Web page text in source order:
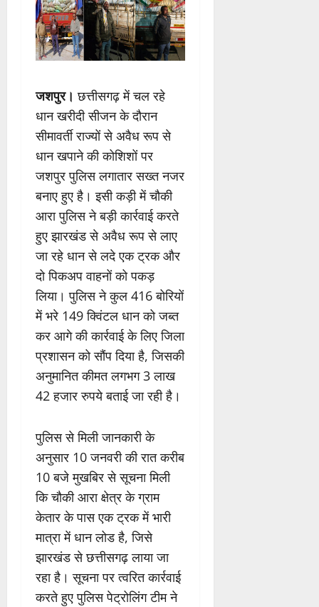
जशपुर। छत्तीसगढ़ में चल रहे
धान खरीदी सीजन के दौरान
सीमावर्ती राज्यों से अवैध रूप से
धान खपाने की कोशिशों पर
जशपुर पुलिस लगातार सख्त नजर
बनाए हुए है। इसी कड़ी में चौकी
आरा पुलिस ने बड़ी कार्रवाई करते
हुए झारखंड से अवैध रूप से लाए
जा रहे धान से लदे एक ट्रक और
दो पिकअप वाहनों को पकड़
लिया। पुलिस ने कुल 416 बोरियों
में भरे 149 क्विंटल धान को जब्त
कर आगे की कार्रवाई के लिए जिला
प्रशासन को सौंप दिया है, जिसकी
अनुमानित कीमत लगभग 3 लाख
42 हजार रुपये बताई जा रही है।
पुलिस से मिली जानकारी के
अनुसार 10 जनवरी की रात करीब
10 बजे मुखबिर से सूचना मिली
कि चौकी आरा क्षेत्र के ग्राम
केतार के पास एक ट्रक में भारी
मात्रा में धान लोड है, जिसे
झारखंड से छत्तीसगढ़ लाया जा
रहा है। सूचना पर त्वरित कार्रवाई
करते हुए पुलिस पेट्रोलिंग टीम ने